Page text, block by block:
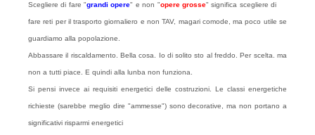
Scegliere di fare "grandi opere" e non "opere grosse" significa scegliere di
fare reti per il trasporto giornaliero e non TAV, magari comode, ma poco utile se
guardiamo alla popolazione.
Abbassare il riscaldamento. Bella cosa. Io di solito sto al freddo. Per scelta. ma
non a tutti piace. E quindi alla lunba non funziona.
Si pensi invece ai requisiti energetici delle costruzioni. Le classi energetiche
richieste (sarebbe meglio dire "ammesse") sono decorative, ma non portano a
significativi risparmi energetici